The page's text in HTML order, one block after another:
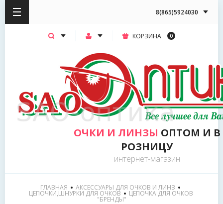
ОЧКИ И ЛИНЗЫ ОПТОМ И В
РОЗНИЦУ
интернет-магазин
КОРЗИНА 0
8(865)5924030
ГЛАВНАЯ АКСЕССУАРЫ ДЛЯ ОЧКОВ И ЛИНЗ
ЦЕПОЧКИ,ШНУРКИ ДЛЯ ОЧКОВ
  ЦЕПОЧКА ДЛЯ ОЧКОВ
"БРЕНДЫ"